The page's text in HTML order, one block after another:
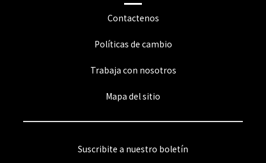
Contactenos
Políticas de cambio
Trabaja con nosotros
Mapa del sitio
Suscribite a nuestro boletín